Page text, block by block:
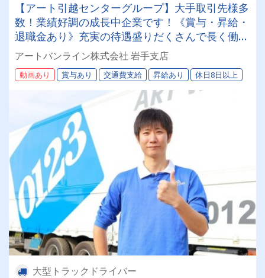
【アート引越センターグループ】大手取引先様多
数！業績好調の成長中企業です！《賞与・昇給・
退職金あり》充実の待遇盛りだくさんで長く働け
ます！《大型ドライバー》★未経験ＯＫ★仕事と
プライベートの両立が叶う環境です♪【紹介者制
度あり！】
アートバンライン株式会社 岩手支店
動画あり 賞与あり 交通費支給 昇給あり 休日8日以上
大型トラックドライバー